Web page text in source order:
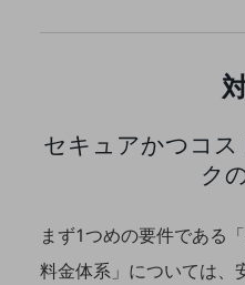
衛星携帯電話
IOT完了済みメーカーブランド製品
料金TOP
ドコモBiz データ無制限 ドコモ
セキュアかつコ
ク
まず1つめの要件である
料金体系」については、